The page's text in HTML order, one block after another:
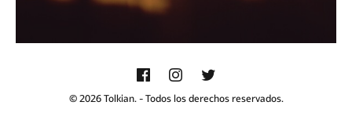
© 2026 Tolkian. - Todos los derechos reservados.